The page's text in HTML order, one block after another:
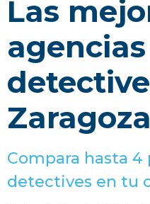
Las
Zaragoza
Compara hasta
detectives en tu